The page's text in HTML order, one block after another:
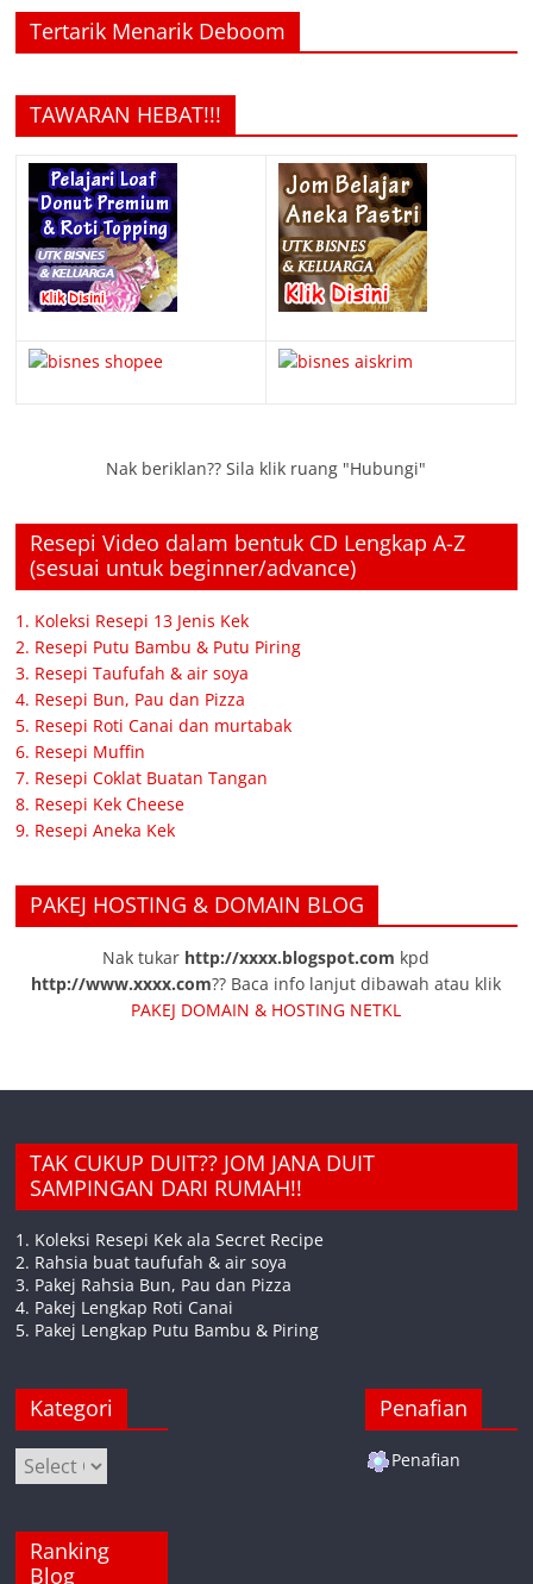
Tertarik Menarik Deboom
TAWARAN HEBAT!!!
Nak beriklan?? Sila klik ruang "Hubungi"
Resepi Video dalam bentuk CD Lengkap A-Z
(sesuai untuk beginner/advance)
1. Koleksi Resepi 13 Jenis Kek
2. Resepi Putu Bambu & Putu Piring
3. Resepi Taufufah & air soya
4. Resepi Bun, Pau dan Pizza
5. Resepi Roti Canai dan murtabak
6. Resepi Muffin
7. Resepi Coklat Buatan Tangan
8. Resepi Kek Cheese
9. Resepi Aneka Kek
PAKEJ HOSTING & DOMAIN BLOG
Nak tukar http://xxxx.blogspot.com kpd
http://www.xxxx.com?? Baca info lanjut dibawah atau klik
PAKEJ DOMAIN & HOSTING NETKL
TAK CUKUP DUIT?? JOM JANA DUIT
SAMPINGAN DARI RUMAH!!
1. Koleksi Resepi Kek ala Secret Recipe
2. Rahsia buat taufufah & air soya
3. Pakej Rahsia Bun, Pau dan Pizza
4. Pakej Lengkap Roti Canai
5. Pakej Lengkap Putu Bambu & Piring
Kategori
Kategori
Ranking
Blog
Penafian
Penafian